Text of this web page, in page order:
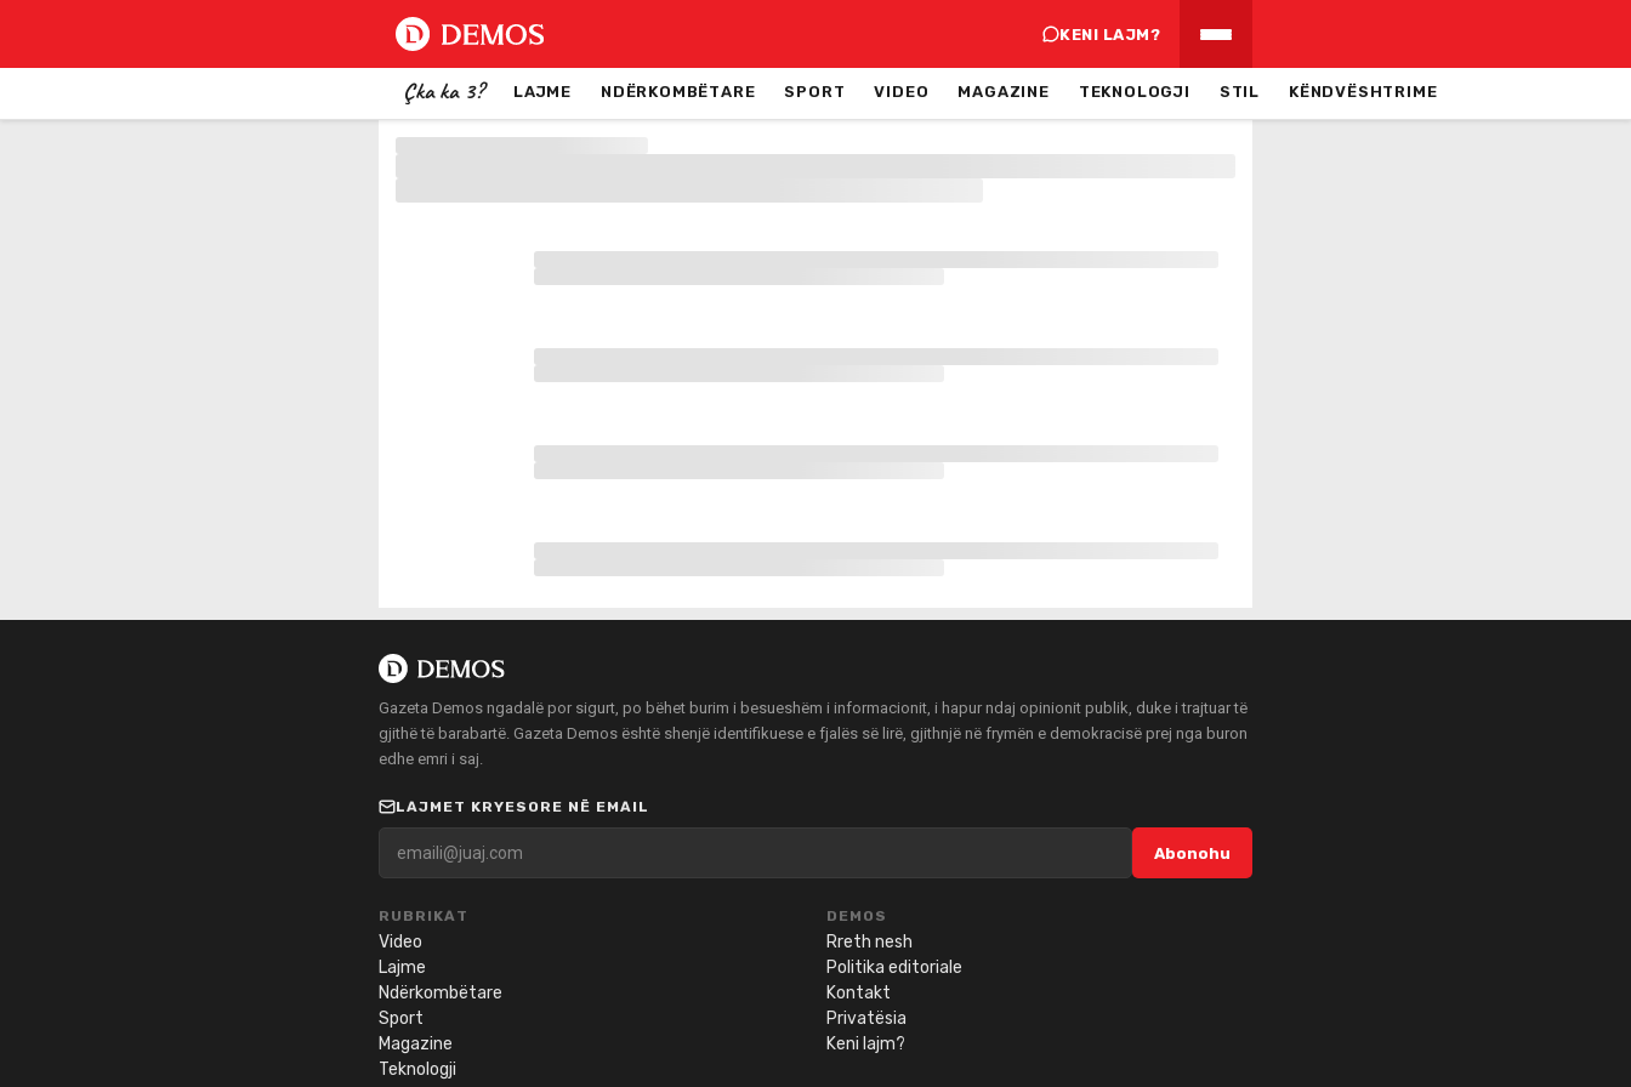
KENI LAJM?
Çka ka 3? LAJME NDËRKOMBËTARE SPORT VIDEO MAGAZINE TEKNOLOGJI STIL KËNDVËSHTRIME
Gazeta Demos ngadalë por sigurt, po bëhet burim i besueshëm i informacionit, i hapur ndaj opinionit publik, duke i trajtuar të
gjithë të barabartë. Gazeta Demos është shenjë identifikuese e fjalës së lirë, gjithnjë në frymën e demokracisë prej nga buron
edhe emri i saj.
LAJMET KRYESORE NË EMAIL
Abonohu
RUBRIKAT
Video
Lajme
Ndërkombëtare
Sport
Magazine
Teknologji
DEMOS
Rreth nesh
Politika editoriale
Kontakt
Privatësia
Keni lajm?